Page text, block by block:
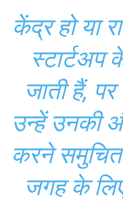
केंद्र हो या
स्टार्टअप
जाती हैं,
उन्हें उनकी
करने
जगह के